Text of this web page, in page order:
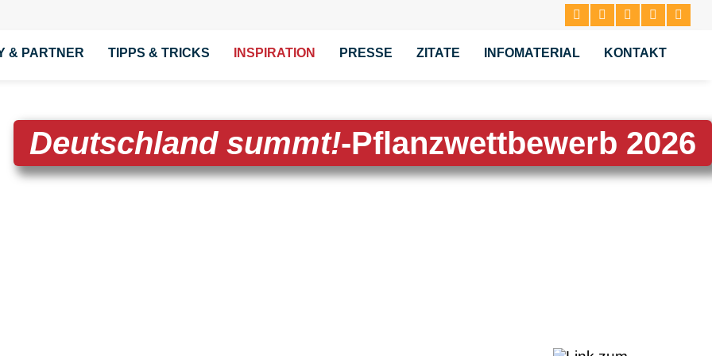
& PARTNER TIPPS & TRICKS INSPIRATION PRESSE ZITATE INFOMATERIAL KONTAKT
Deutschland summt!-Pflanzwettbewerb 2026